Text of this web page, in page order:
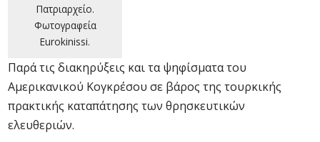
Πατριαρχείο.
Φωτογραφεία
Eurokinissi.
Παρά τις διακηρύξεις και τα ψηφίσματα του
Αμερικανικού Κογκρέσου σε βάρος της τουρκικής
πρακτικής καταπάτησης των θρησκευτικών
ελευθεριών.